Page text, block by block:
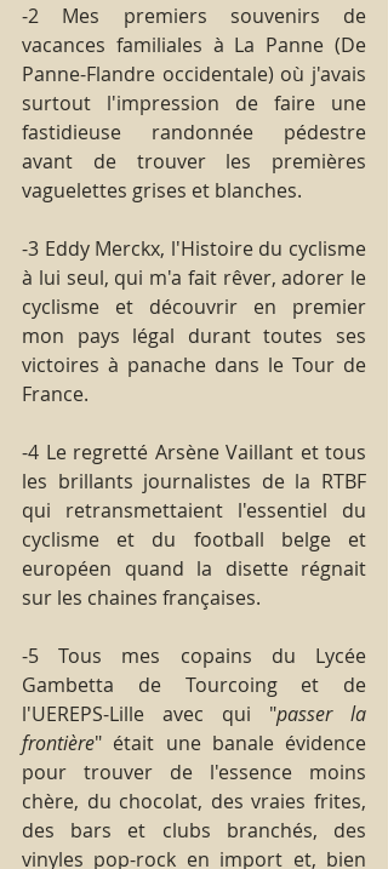
-2 Mes premiers souvenirs de
vacances familiales à La Panne (De
Panne-Flandre occidentale) où j'avais
surtout l'impression de faire une
fastidieuse randonnée pédestre
avant de trouver les premières
vaguelettes grises et blanches.
-3 Eddy Merckx, l'Histoire du cyclisme
à lui seul, qui m'a fait rêver, adorer le
cyclisme et découvrir en premier
mon pays légal durant toutes ses
victoires à panache dans le Tour de
France.
-4 Le regretté Arsène Vaillant et tous
les brillants journalistes de la RTBF
qui retransmettaient l'essentiel du
cyclisme et du football belge et
européen quand la disette régnait
sur les chaines françaises.
-5 Tous mes copains du Lycée
Gambetta de Tourcoing et de
l'UEREPS-Lille avec qui "passer la
frontière" était une banale évidence
pour trouver de l'essence moins
chère, du chocolat, des vraies frites,
des bars et clubs branchés, des
vinyles pop-rock en import et, bien